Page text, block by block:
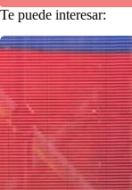
Te puede interesar: